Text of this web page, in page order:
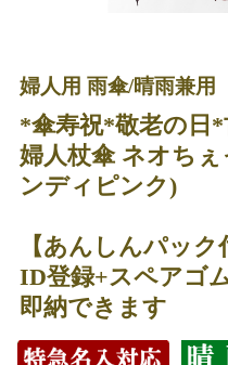
婦人用 雨傘/晴雨兼用
*傘寿祝*敬老の日
婦人杖傘 ネオち
ンディピンク)
【あんしんパック
ID登録+スペアゴ
即納できます